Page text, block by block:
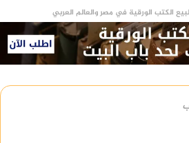
الكتب الورقية في مصر والعالم العربي